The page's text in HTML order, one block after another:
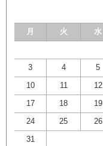
月 火 水
3 4 5
10 11 12
17 18 19
24 25 26
31